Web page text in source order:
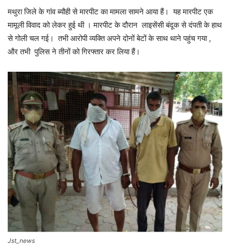
मथुरा जिले के गांव ब्यौही से मारपीट का मामला सामने आया हैं। यह मारपीट एक
मामूली विवाद को लेकर हुई थी । मारपीट के दौरान लाइसेंसी बंदूक से दंपती के हाथ
से गोली चल गई। तभी आरोपी व्यक्ति अपने दोनों बेटों के साथ थाने पहुंच गया ,
और तभी पुलिस ने तीनों को गिरफ्तार कर लिया हैं।
Jst_news